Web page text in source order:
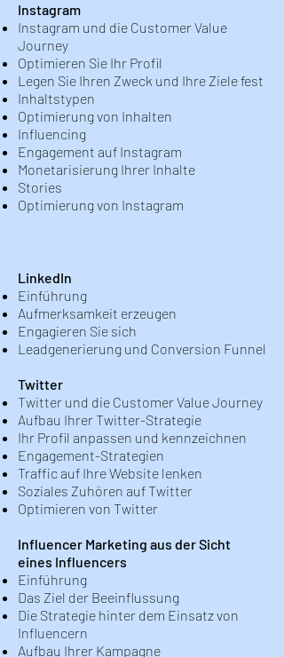
LinkedIn
Einführung
Aufmerksamkeit erzeugen
Engagieren Sie sich
Leadgenerierung und Conversion Funnel
Twitter
Twitter und die Customer Value Journey
Aufbau Ihrer Twitter-Strategie
Ihr Profil anpassen und kennzeichnen
Engagement-Strategien
Traffic auf Ihre Website lenken
Soziales Zuhören auf Twitter
Optimieren von Twitter
Influencer Marketing aus der Sicht
eines Influencers
Einführung
Das Ziel der Beeinflussung
Die Strategie hinter dem Einsatz von
Influencern
Aufbau Ihrer Kampagne
Instagram
Instagram und die Customer Value
Journey
Optimieren Sie Ihr Profil
Legen Sie Ihren Zweck und Ihre Ziele fest
Inhaltstypen
Optimierung von Inhalten
Influencing
Engagement auf Instagram
Monetarisierung Ihrer Inhalte
Stories
Optimierung von Instagram